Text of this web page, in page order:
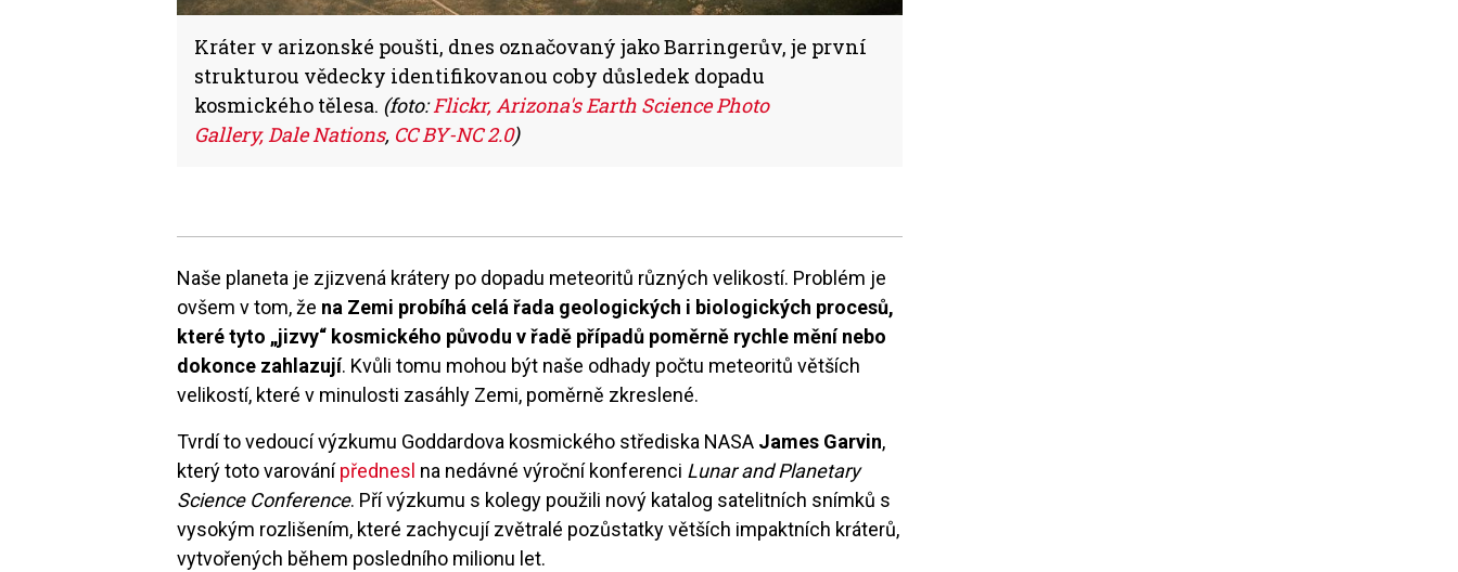
Kráter v arizonské poušti, dnes označovaný jako Barringerův, je první
strukturou vědecky identifikovanou coby důsledek dopadu
kosmického tělesa. (foto:Flickr, Arizona's Earth Science Photo
Gallery, Dale Nations, CC BY-NC 2.0)
Naše planeta je zjizvená krátery po dopadu meteoritů různých velikostí. Problém je
ovšem v tom, že na Zemi probíhá celá řada geologických i biologických procesů,
které tyto „jizvy“ kosmického původu v řadě případů poměrně rychle mění nebo
dokonce zahlazují. Kvůli tomu mohou být naše odhady počtu meteoritů větších
velikostí, které v minulosti zasáhly Zemi, poměrně zkreslené.
Tvrdí to vedoucí výzkumu Goddardova kosmického střediska NASA James Garvin,
který toto varovánípřednesl na nedávné výroční konferenci Lunar and Planetary
Science Conference. Pří výzkumu s kolegy použili nový katalog satelitních snímků s
vysokým rozlišením, které zachycují zvětralé pozůstatky větších impaktních kráterů,
vytvořených během posledního milionu let.